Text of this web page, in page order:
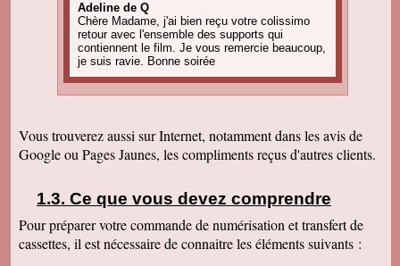
Adeline de Q
Chère Madame, j'ai bien reçu votre colissimo
retour avec l'ensemble des supports qui
contiennent le film. Je vous remercie beaucoup,
je suis ravie. Bonne soirée
projets de commande, alors, sûrement à bientôt
! Cordialement
d'image est parfaite. Merci beaucoup
Nadine H
Bonjour, on a bien reçu le colis on vous
remercie beaucoup bonne journée
Vous trouverez aussi sur Internet, notamment dans les avis de
Google ou Pages Jaunes, les compliments reçus d'autres clients.
Ce que vous devez comprendre
Pour préparer votre commande de numérisation et transfert de
cassettes, il est nécessaire de connaitre les éléments suivants :